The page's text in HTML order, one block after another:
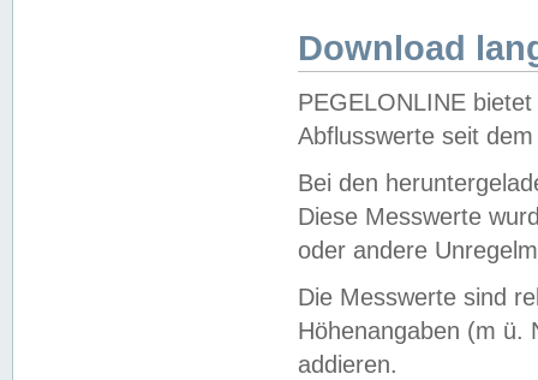
Download
PEGELONLINE
Abflusswerte seit
Bei den
Diese Messwerte
oder andere
Die Messwerte sind
Höhenangaben (m ü.
addieren.